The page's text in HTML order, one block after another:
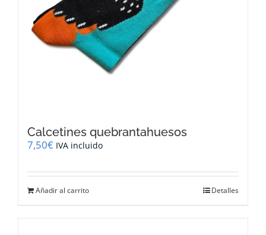
Calcetines quebrantahuesos
7,50€ IVA incluido
Añadir al carrito Detalles